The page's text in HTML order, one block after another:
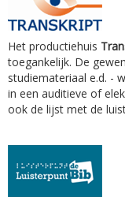
Het productiehuis
toegankelijk. De
studiemateriaal e.d. -
in een auditieve of
ook de lijst met de